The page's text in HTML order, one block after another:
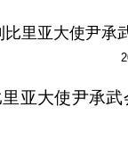
比里亚大使尹承
亚大使尹承